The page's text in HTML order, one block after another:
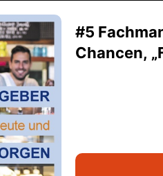
#5
Chancen,